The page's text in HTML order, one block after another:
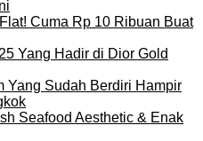
Cuma Rp 10 Ribuan Buat
Yang Hadir di Dior Gold
Yang Sudah Berdiri Hampir
Seafood Aesthetic & Enak